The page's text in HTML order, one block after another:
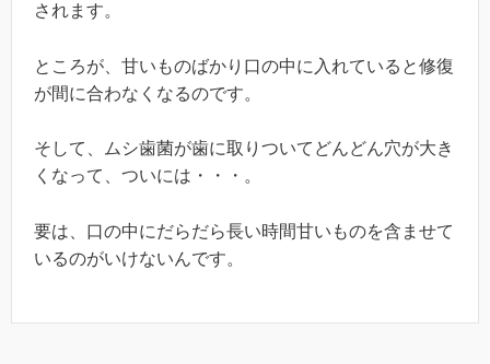
されます。
ところが、甘いものばかり口の中に入れていると修復
が間に合わなくなるのです。
そして、ムシ歯菌が歯に取りついてどんどん穴が大き
くなって、ついには・・・。
要は、口の中にだらだら長い時間甘いものを含ませて
いるのがいけないんです。